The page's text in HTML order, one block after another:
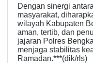
Dengan sinergi
masyarakat,
wilayah Kabupaten
aman, tertib, dan
jajaran Polres
menjaga stabilitas
Ramadan.***(dik/rls)